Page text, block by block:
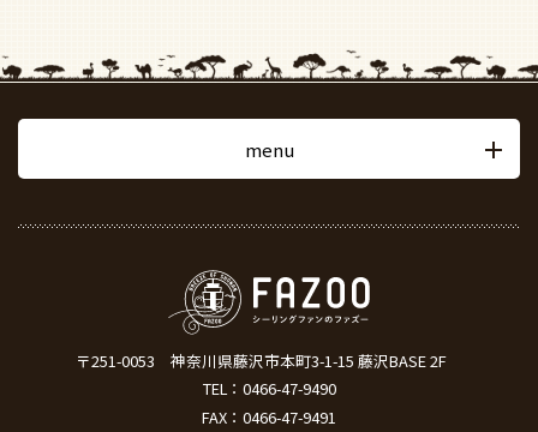
menu
〒251-0053
神奈川県藤沢市本町3-1-15 藤沢BASE 2F
TEL： 0466-47-9490
FAX：0466-47-9491